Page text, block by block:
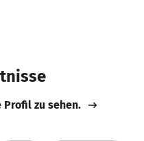
Profil zu sehen.